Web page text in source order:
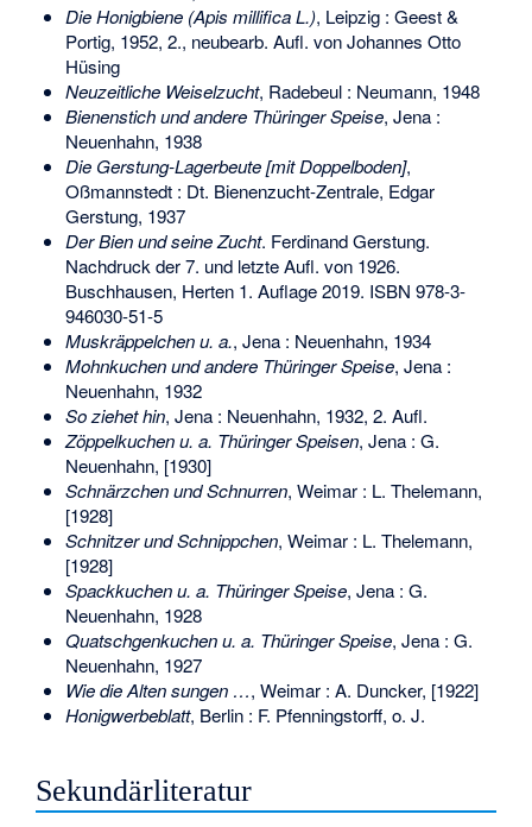
Die Honigbiene (Apis millifica L.), Leipzig : Geest &
Portig, 1952, 2., neubearb. Aufl. von Johannes Otto
Hüsing
Neuzeitliche Weiselzucht, Radebeul : Neumann, 1948
Bienenstich und andere Thüringer Speise, Jena :
Neuenhahn, 1938
Die Gerstung-Lagerbeute [mit Doppelboden],
Oßmannstedt : Dt. Bienenzucht-Zentrale, Edgar
Gerstung, 1937
Der Bien und seine Zucht. Ferdinand Gerstung.
Nachdruck der 7. und letzte Aufl. von 1926.
Buschhausen, Herten 1. Auflage 2019. ISBN 978-3-
946030-51-5
Muskräppelchen u. a., Jena : Neuenhahn, 1934
Mohnkuchen und andere Thüringer Speise, Jena :
Neuenhahn, 1932
So ziehet hin, Jena : Neuenhahn, 1932, 2. Aufl.
Zöppelkuchen u. a. Thüringer Speisen, Jena : G.
Neuenhahn, [1930]
Schnärzchen und Schnurren, Weimar : L. Thelemann,
[1928]
Schnitzer und Schnippchen, Weimar : L. Thelemann,
[1928]
Spackkuchen u. a. Thüringer Speise, Jena : G.
Neuenhahn, 1928
Quatschgenkuchen u. a. Thüringer Speise, Jena : G.
Neuenhahn, 1927
Wie die Alten sungen …, Weimar : A. Duncker, [1922]
Honigwerbeblatt, Berlin : F. Pfenningstorff, o. J.
Sekundärliteratur